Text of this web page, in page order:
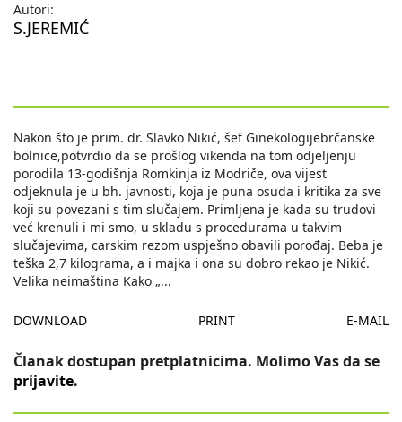
Autori:
S.JEREMIĆ
Nakon što je prim. dr. Slavko Nikić, šef Ginekologijebrčanske
bolnice,potvrdio da se prošlog vikenda na tom odjeljenju
porodila 13-godišnja Romkinja iz Modriče, ova vijest
odjeknula je u bh. javnosti, koja je puna osuda i kritika za sve
koji su povezani s tim slučajem. Primljena je kada su trudovi
već krenuli i mi smo, u skladu s procedurama u takvim
slučajevima, carskim rezom uspješno obavili porođaj. Beba je
teška 2,7 kilograma, a i majka i ona su dobro rekao je Nikić.
Velika neimaština Kako „...
DOWNLOAD PRINT E-MAIL
Članak dostupan pretplatnicima. Molimo Vas da se
prijavite.